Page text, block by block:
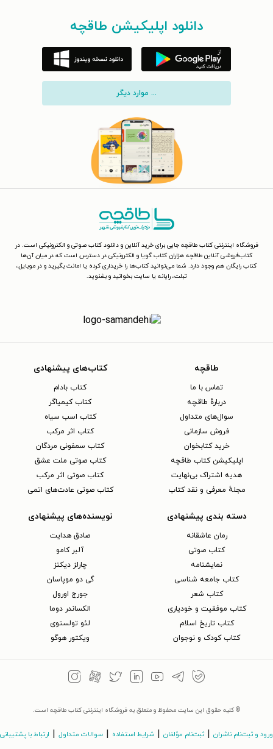
دانلود اپلیکیشن طاقچه
... موارد دیگر
فروشگاه اینترنتی کتاب طاقچه جایی برای خرید آنلاین و دانلود کتاب صوتی و الکترونیکی است. در
کتاب‌فروشی آنلاین طاقچه هزاران کتاب گویا و الکترونیکی در دسترس است که در میان آن‌ها
کتاب رایگان هم وجود دارد. شما می‌توانید کتاب‌ها را خریداری کرده یا امانت بگیرید و در موبایل،
تبلت، رایانه یا سایت بخوانید و بشنوید.
طاقچه
تماس با ما
دربارهٔ طاقچه
سوال‌های متداول
فروش سازمانی
خرید کتابخوان
اپلیکیشن کتاب طاقچه
هدیه اشتراک بی‌نهایت
مجلهٔ معرفی و نقد کتاب
کتاب‌های پیشنهادی
کتاب بادام
کتاب کیمیاگر
کتاب اسب سیاه
کتاب اثر مرکب
کتاب سمفونی مردگان
کتاب صوتی ملت عشق
کتاب صوتی اثر مرکب
کتاب صوتی عادت‌های اتمی
دسته بندی پیشنهادی
رمان عاشقانه
کتاب‌ صوتی
نمایشنامه
کتاب جامعه شناسی
کتاب شعر
کتاب موفقیت و خودیاری
کتاب تاریخ اسلام
کتاب کودک و نوجوان
نویسنده‌های پیشنهادی
صادق هدایت
آلبر کامو
چارلز دیکنز
گی دو موپاسان
جورج اورول
الکساندر دوما
لئو تولستوی
ویکتور هوگو
© کلیه حقوق این سایت محفوظ و متعلق به فروشگاه اینترنتی کتاب طاقچه است.
ورود و ثبت‌نام ناشران ثبت‌نام مؤلفان شرایط استفاده سوالات متداول ارتباط با پشتیبانی